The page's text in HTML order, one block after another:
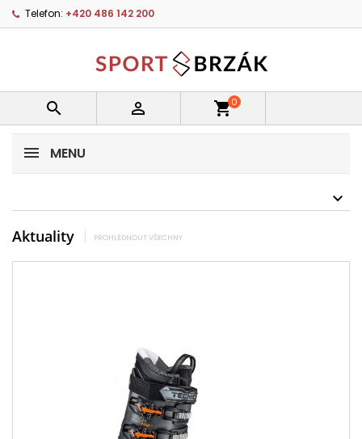
Telefon: +420 486 142 200
  shopping_cart0
MENU
Aktuality PROHLÉDNOUT VŠECHNY